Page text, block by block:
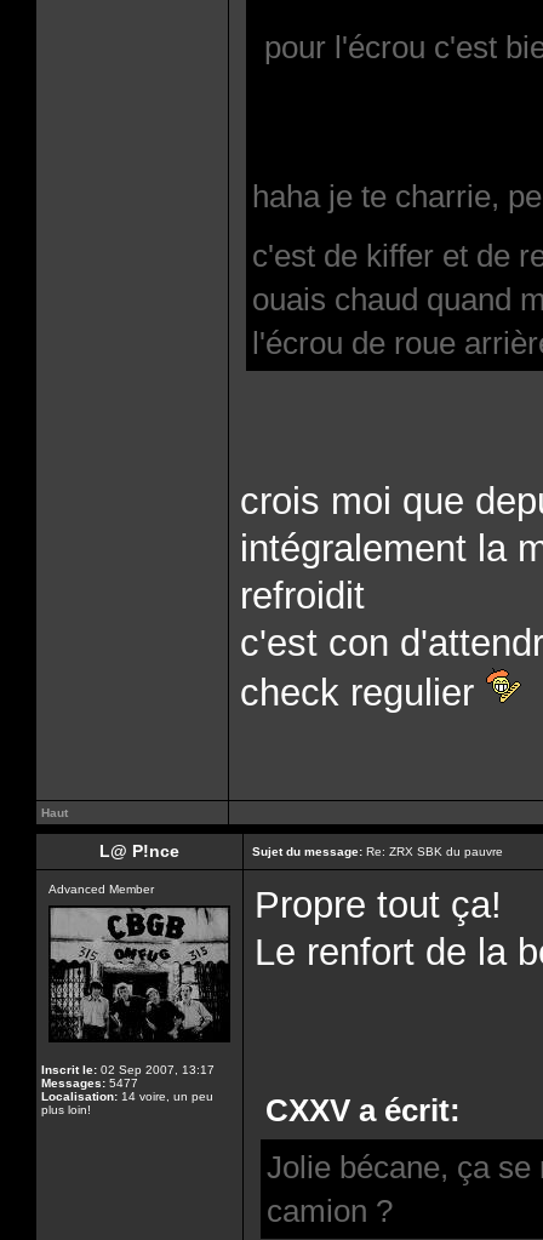
pour l'écrou c'est
haha je te charrie,
c'est de kiffer et de
ouais chaud quand
l'écrou de roue
crois moi que
intégralement la
refroidit
c'est con
check regulier
Haut
L@ P!nce Sujet du message: Re: ZRX SBK du pauvre
Advanced Member
Inscrit le: 02 Sep 2007, 13:17
Messages: 5477
Localisation: 14 voire, un peu
plus loin!
Propre tout ça!
Le renfort de la
CXXV a écrit:
Jolie bécane, ça
camion ?